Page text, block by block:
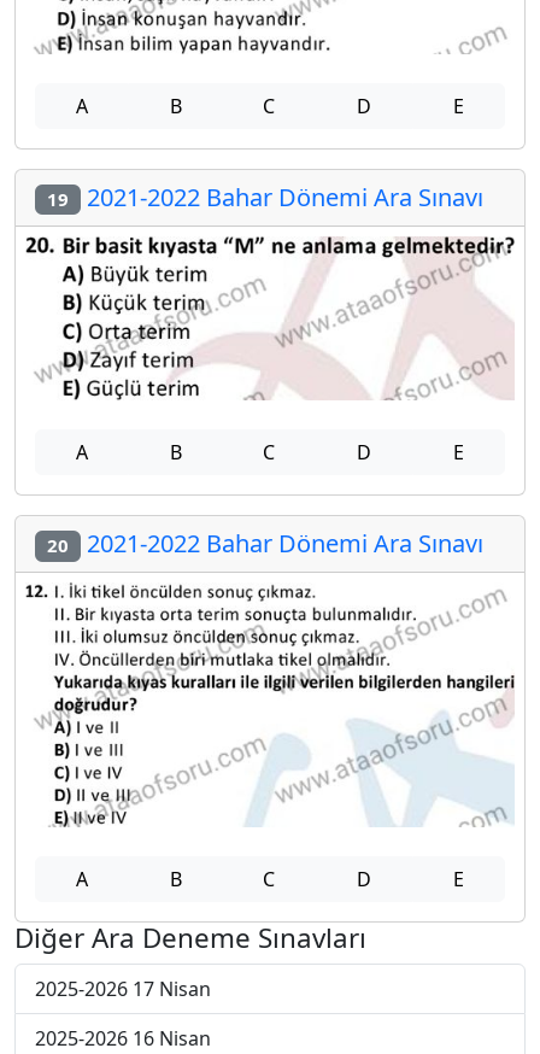
A B C D E
19 2021-2022 Bahar Dönemi Ara Sınavı
A B C D E
20 2021-2022 Bahar Dönemi Ara Sınavı
A B C D E
Diğer Ara Deneme Sınavları
2025-2026 17 Nisan
2025-2026 16 Nisan